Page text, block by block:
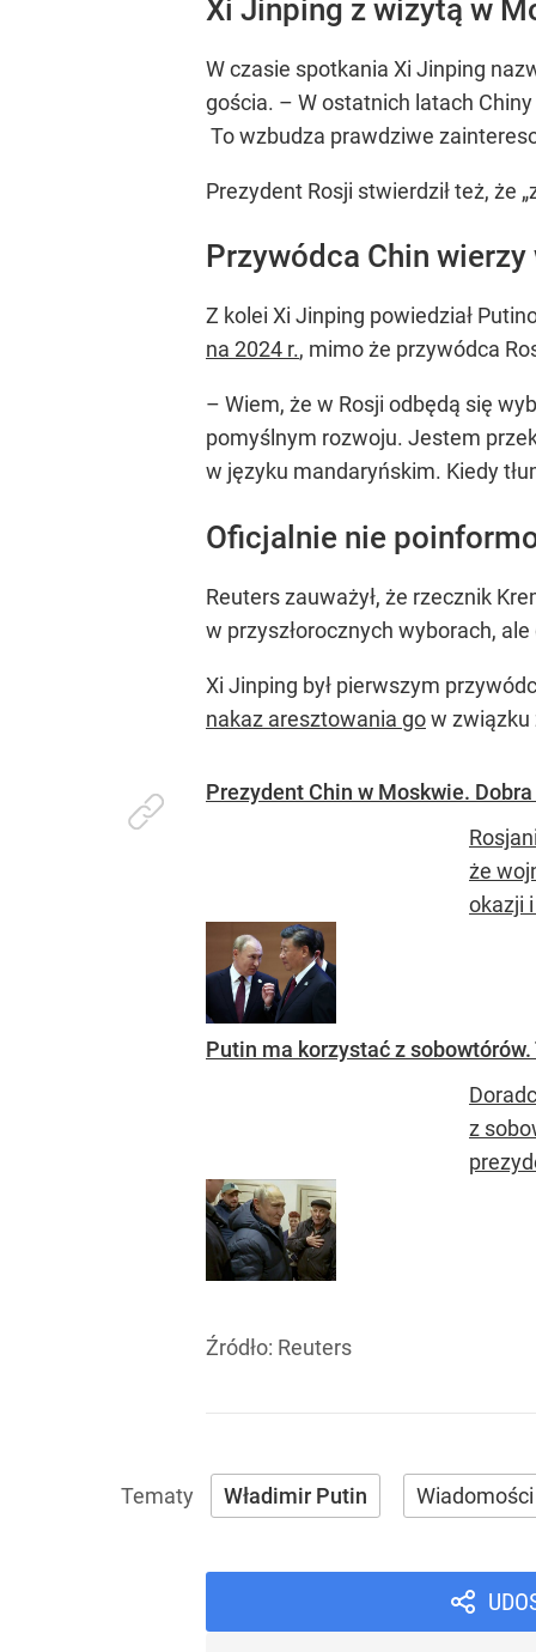
Xi Jinping z wizytą w
W czasie spotkania Xi Jinping
gościa. – W ostatnich latach
To wzbudza prawdziwe
Prezydent Rosji stwierdził też, że
Przywódca Chin
Z kolei Xi Jinping powiedział
na 2024 r., mimo że przywódca
– Wiem, że w Rosji odbędą się
pomyślnym rozwoju. Jestem
w języku mandaryńskim. Kiedy
Oficjalnie nie
Reuters zauważył, że rzecznik
w przyszłorocznych wyborach,
Xi Jinping był pierwszym
nakaz aresztowania gow związku
Prezydent Chin w Moskwie.
że
okazji
Putin ma korzystać z
z
Źródło: Reuters
Władimir Putin Wiadomości